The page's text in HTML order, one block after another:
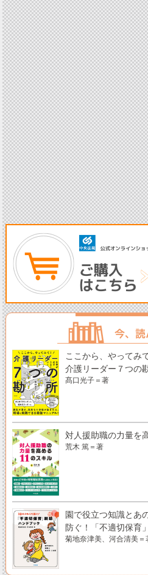
ここから、やってみ
介護リーダー７つの
髙口光子＝著
対人援助職の力量を
荒木 篤＝著
園で役立つ知識と
防ぐ！「不適切保育
菊地奈津美、河合清美＝